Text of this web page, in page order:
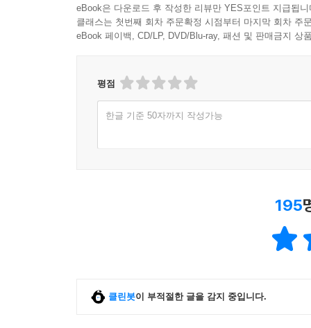
서수진, 「골드러시」 삶이라는 가시투성이
지나버렸지만 여전히 남아 있는 사랑과 히스테릭
진우와 서인은 빛나는 순간을 가져본 적이 없었
죽음으로 몰아넣고 있는 인류의 광기, 그 묵시록의
인간의 말로 쓸 수 없음. 주어, 서술어. 쓸 수 없음
생각하지 않고. 주어, 목적어, 부사어, 서술어. 인
■ 2018년 『문학과사회』 신인문학상을 수
젊은작가상을 수상했다. km/s 동인으로 활동중이
eBook은 다운로드 후 작성한 리뷰만 YES포인트 지급됩니
클래스는 첫번째 회차 주문확정 시점부터 마지막 회차 주
eBook 페이백, CD/LP, DVD/Blu-ray, 패션 및 판매금지 상
평점
한글 기준 50자까지 작성가능
195
클린봇이 부적절한 글을 감지 중입니다.